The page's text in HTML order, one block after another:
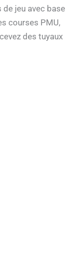
jeu avec base
courses PMU,
des tuyaux